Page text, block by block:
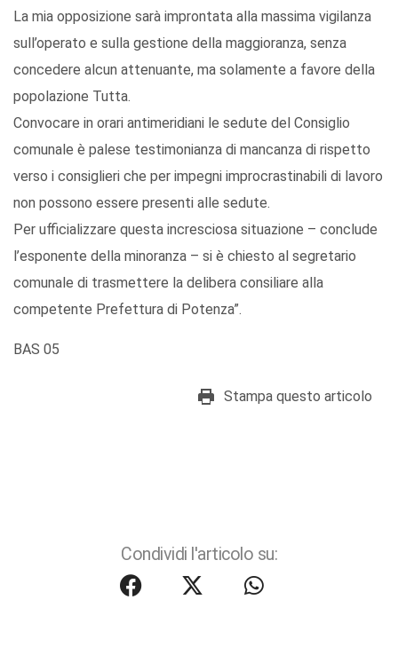
La mia opposizione sarà improntata alla massima vigilanza
sull’operato e sulla gestione della maggioranza, senza
concedere alcun attenuante, ma solamente a favore della
popolazione Tutta.
Convocare in orari antimeridiani le sedute del Consiglio
comunale è palese testimonianza di mancanza di rispetto
verso i consiglieri che per impegni improcrastinabili di lavoro
non possono essere presenti alle sedute.
Per ufficializzare questa incresciosa situazione – conclude
l’esponente della minoranza – si è chiesto al segretario
comunale di trasmettere la delibera consiliare alla
competente Prefettura di Potenza”.
BAS 05
Stampa questo articolo
Condividi l'articolo su: